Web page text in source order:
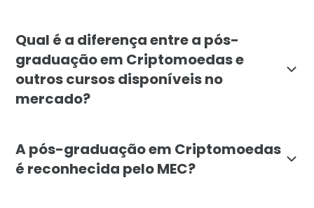
Qual é a diferença entre a pós-
graduação em Criptomoedas e
outros cursos disponíveis no
mercado?
A pós-graduação em Criptomoedas
é reconhecida pelo MEC?